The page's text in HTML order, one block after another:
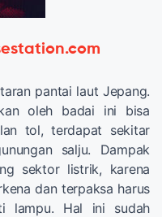
pantai laut Jepang.
oleh badai ini bisa
tol, terdapat sekitar
salju. Dampak
sektor listrik, karena
dan terpaksa harus
lampu. Hal ini sudah